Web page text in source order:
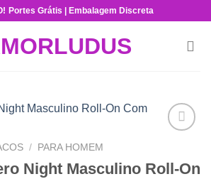
Portes Grátis | Embalagem Discreta
/ PARA HOMEM
Night Masculino Roll-On